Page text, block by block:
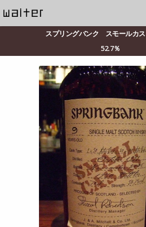
スプリングバンク スモールカ
52.7％